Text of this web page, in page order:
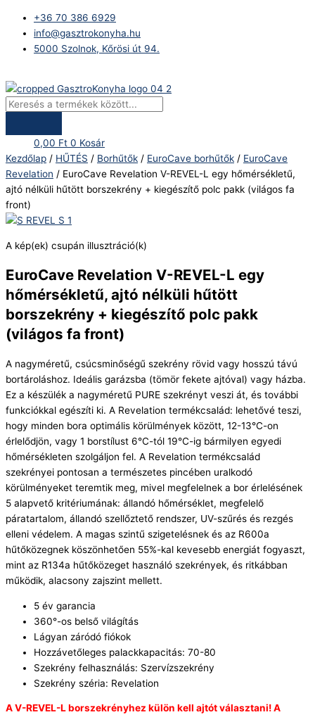
content
+36 70 386 6929
info@gasztrokonyha.hu
5000 Szolnok, Kőrösi út 94.
search
0,00 Ft 0 Kosár
Kezdőlap / HŰTÉS / Borhűtők / EuroCave borhűtők / EuroCave
Revelation / EuroCave Revelation V-REVEL-L egy hőmérsékletű,
ajtó nélküli hűtött borszekrény + kiegészítő polc pakk (világos fa
front)
A kép(ek) csupán illusztráció(k)
EuroCave Revelation V-REVEL-L egy
hőmérsékletű, ajtó nélküli hűtött
borszekrény + kiegészítő polc pakk
(világos fa front)
A nagyméretű, csúcsminőségű szekrény rövid vagy hosszú távú
bortároláshoz. Ideális garázsba (tömör fekete ajtóval) vagy házba.
Ez a készülék a nagyméretű PURE szekrényt veszi át, és további
funkciókkal egészíti ki. A Revelation termékcsalád: lehetővé teszi,
hogy minden bora optimális körülmények között, 12-13°C-on
érlelődjön, vagy 1 borstílust 6°C-tól 19°C-ig bármilyen egyedi
hőmérsékleten szolgáljon fel. A Revelation termékcsalád
szekrényei pontosan a természetes pincében uralkodó
körülményeket teremtik meg, mivel megfelelnek a bor érlelésének
5 alapvető kritériumának: állandó hőmérséklet, megfelelő
páratartalom, állandó szellőztető rendszer, UV-szűrés és rezgés
elleni védelem. A magas szintű szigetelésnek és az R600a
hűtőközegnek köszönhetően 55%-kal kevesebb energiát fogyaszt,
mint az R134a hűtőközeget használó szekrények, és ritkábban
működik, alacsony zajszint mellett.
5 év garancia
360°-os belső világítás
Lágyan záródó fiókok
Hozzávetőleges palackkapacitás: 70-80
Szekrény felhasználás: Szervízszekrény
Szekrény széria: Revelation
A V-REVEL-L borszekrényhez külön kell ajtót választani! A
Revelation
V-
REVEL-
egy
hőmérsékletű,
ajtó
hűtött
borszekrény
+
kiegészítő
polc
pakk
(világos
front)